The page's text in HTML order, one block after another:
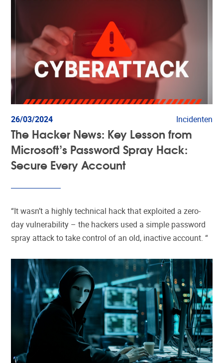
26/03/2024 Incidenten
The Hacker News: Key Lesson from
Microsoft’s Password Spray Hack:
Secure Every Account
“It wasn’t a highly technical hack that exploited a zero-
day vulnerability – the hackers used a simple password
spray attack to take control of an old, inactive account. “